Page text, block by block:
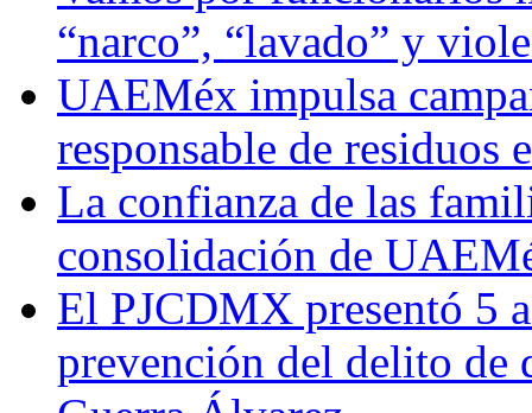
“narco”, “lavado” y
UAEMéx impulsa
responsable de residuos
La confianza de las
consolidación de
El PJCDMX presentó 5
prevención del delito de